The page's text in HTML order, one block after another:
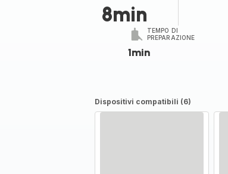
8min
TEMPO DI
PREPARAZIONE
1min
Dispositivi compatibili (6)